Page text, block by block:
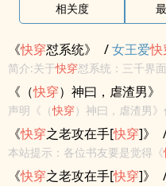
相关度
《快穿怼系统》 /女王爱快
简介:关于快穿怼系统：三千界
派，夏明月成为位面修复者执行
系统。非典型快穿， 快穿的时
《（快穿）神曰，虐渣男》
声明《（快穿）神曰，虐渣男
最新章节小说在线阅读，实时
节，书友所发表的（快穿 ）神
河小说网赞同...
《快穿之老攻在手[快穿]》
本站提示：各位书友要是觉得《
请不要忘记向您QQ群和微博里
《快穿之老攻在手[快穿]》